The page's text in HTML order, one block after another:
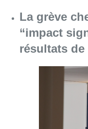
La grève
“impact
résultats de